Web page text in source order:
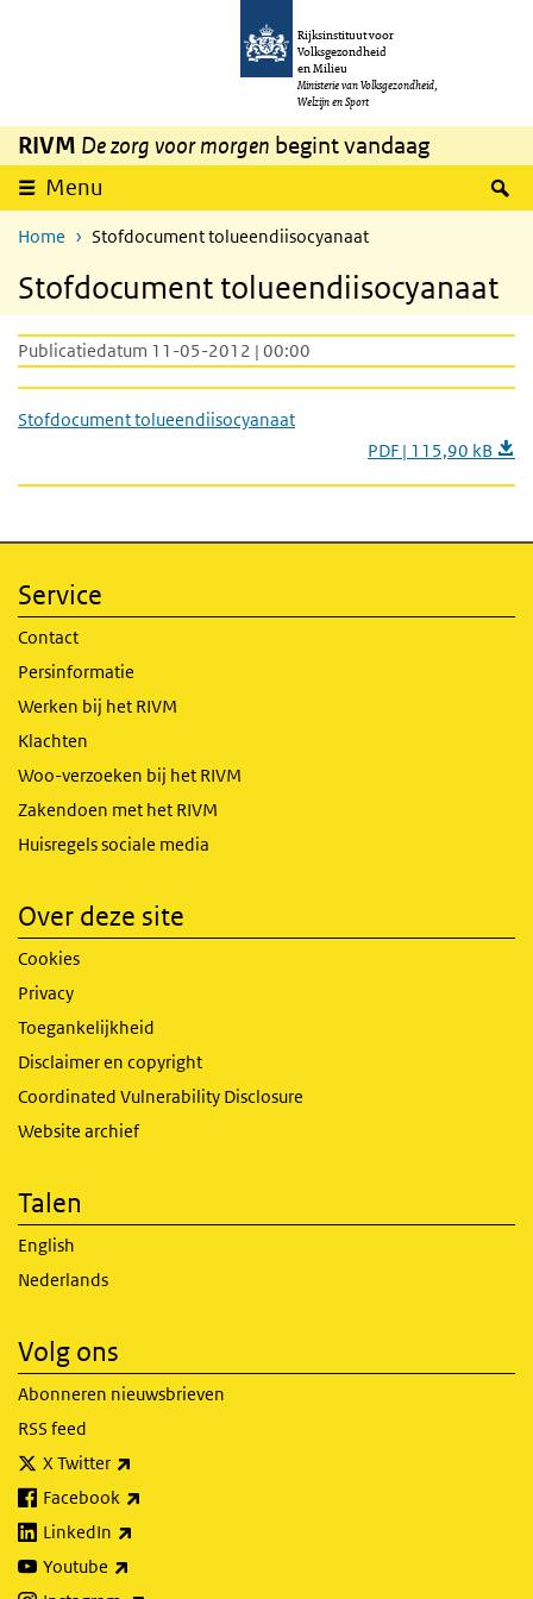
Overslaan en naar de inhoud gaan
Rijksinstituut voor
Volksgezondheid
en Milieu
Ministerie van Volksgezondheid,
Welzijn en Sport
RIVM De zorg voor morgen begint vandaag
Menu
Home Stofdocument tolueendiisocyanaat
Stofdocument tolueendiisocyanaat
Publicatiedatum 11-05-2012 | 00:00
Stofdocument tolueendiisocyanaat
PDF | 115,90 kB
Service
Contact
Persinformatie
Werken bij het RIVM
Klachten
Woo-verzoeken bij het RIVM
Zakendoen met het RIVM
Huisregels sociale media
Over deze site
Cookies
Privacy
Toegankelijkheid
Disclaimer en copyright
Coordinated Vulnerability Disclosure
Website archief
Talen
English
Nederlands
Volg ons
Abonneren nieuwsbrieven
RSS feed
X Twitter
Facebook
LinkedIn
Youtube